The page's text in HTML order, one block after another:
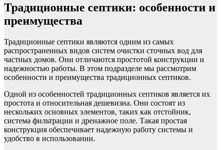
Традиционные септики: особенности и
преимущества
Традиционные септики являются одним из самых
распространенных видов систем очистки сточных вод для
частных домов. Они отличаются простотой конструкции и
надежностью работы. В этом подразделе мы рассмотрим
особенности и преимущества традиционных септиков.
Одной из особенностей традиционных септиков является их
простота и относительная дешевизна. Они состоят из
нескольких основных элементов, таких как отстойник,
система фильтрации и дренажное поле. Такая простая
конструкция обеспечивает надежную работу системы и
удобство в использовании.